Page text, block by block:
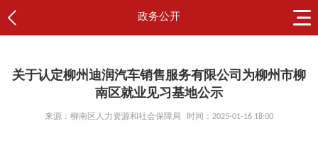
政务公开
关于认定柳州迪润汽车销售服务有限公司为柳州市柳
南区就业见习基地公示
来源：柳南区人力资源和社会保障局 时间：2025-01-16 18:00